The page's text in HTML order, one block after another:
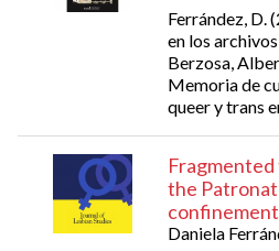
Ferrández, D.
en los
Berzosa,
Memoria de
queer y trans
Fragmented
the
Daniela